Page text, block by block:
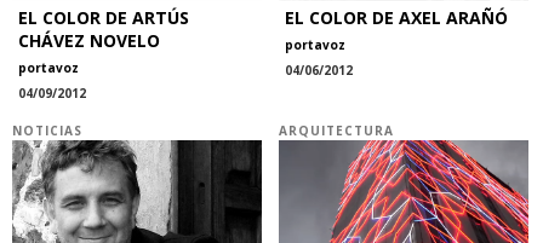
EL COLOR DE ARTÚS
CHÁVEZ NOVELO
portavoz
04/09/2012
EL COLOR DE AXEL ARAÑÓ
portavoz
04/06/2012
NOTICIAS ARQUITECTURA